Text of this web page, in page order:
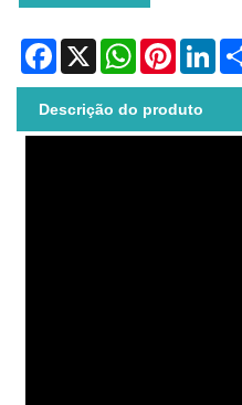
Facebook
X WhatsAppPinterest
Descrição do produto